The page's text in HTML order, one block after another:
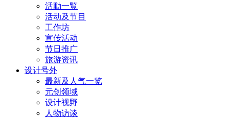
活動一覧
活动及节目
工作坊
宣传活动
节日推广
旅游资讯
设计号外
最新及人气一览
元创领域
设计视野
人物访谈